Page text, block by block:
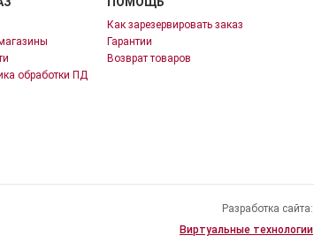
обработки ПД
Как зарезервировать заказ
Гарантии
Возврат товаров
Разработка сайта:
Виртуальные технологии